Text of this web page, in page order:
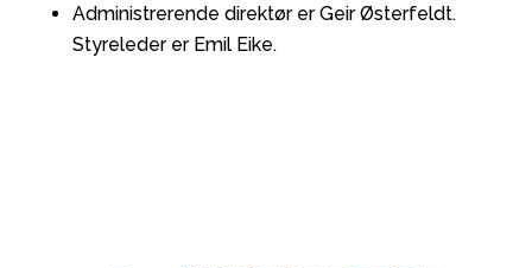
Administrerende direktør er Geir Østerfeldt.
Styreleder er Emil Eike.